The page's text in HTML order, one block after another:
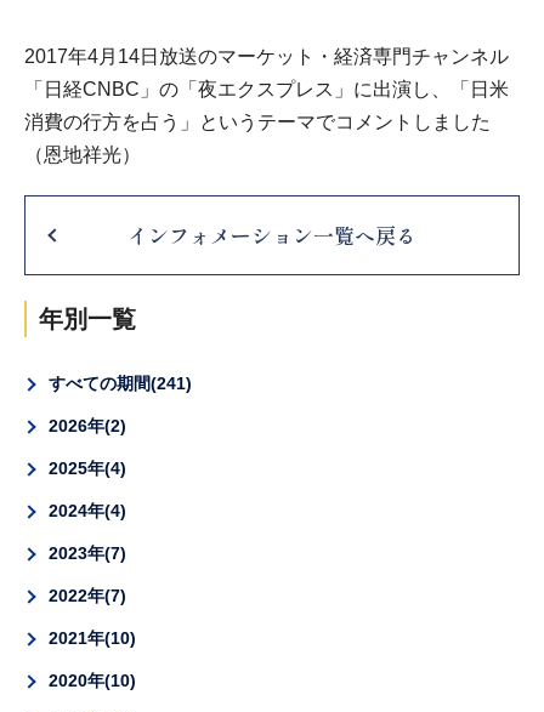
2017年4月14日放送のマーケット・経済専門チャンネル
「日経CNBC」の「夜エクスプレス」に出演し、「日米
消費の行方を占う」というテーマでコメントしました
（恩地祥光）
インフォメーション一覧へ戻る
年別一覧
すべての期間 241
2026年 2
2025年 4
2024年 4
2023年 7
2022年 7
2021年 10
2020年 10